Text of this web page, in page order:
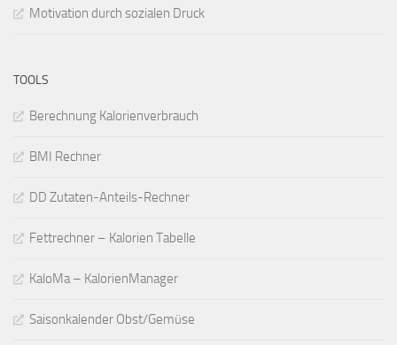
Motivation durch sozialen Druck
TOOLS
Berechnung Kalorienverbrauch
BMI Rechner
DD Zutaten-Anteils-Rechner
Fettrechner – Kalorien Tabelle
KaloMa – KalorienManager
Saisonkalender Obst/Gemüse